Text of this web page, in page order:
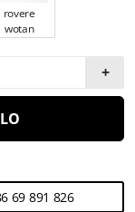
rovere
wotan
+
69 891 826